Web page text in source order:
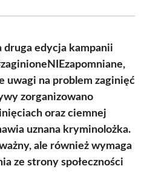
edycja kampanii
uwagi na problem zaginięć
zorganizowano
oraz ciemnej
uznana kryminolożka.
ale również wymaga
ze strony społeczności